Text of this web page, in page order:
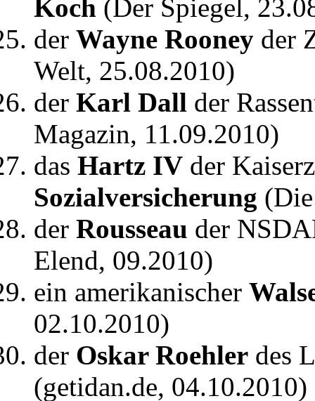
Koch (Der Spiegel,
der Wayne Rooney der
Welt, 25.08.2010)
der Karl Dall der
Magazin, 11.09.2010)
das Hartz IV der
Sozialversicherung
der Rousseau der
Elend, 09.2010)
ein amerikanischer
02.10.2010)
der Oskar Roehler des
(getidan.de, 04.10.2010)